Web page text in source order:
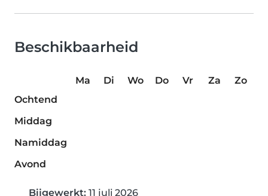
Beschikbaarheid
Ma Di Wo Do Vr Za
Zo
Ochtend
Middag
Namiddag
Avond
Bijgewerkt: 11 juli 2026